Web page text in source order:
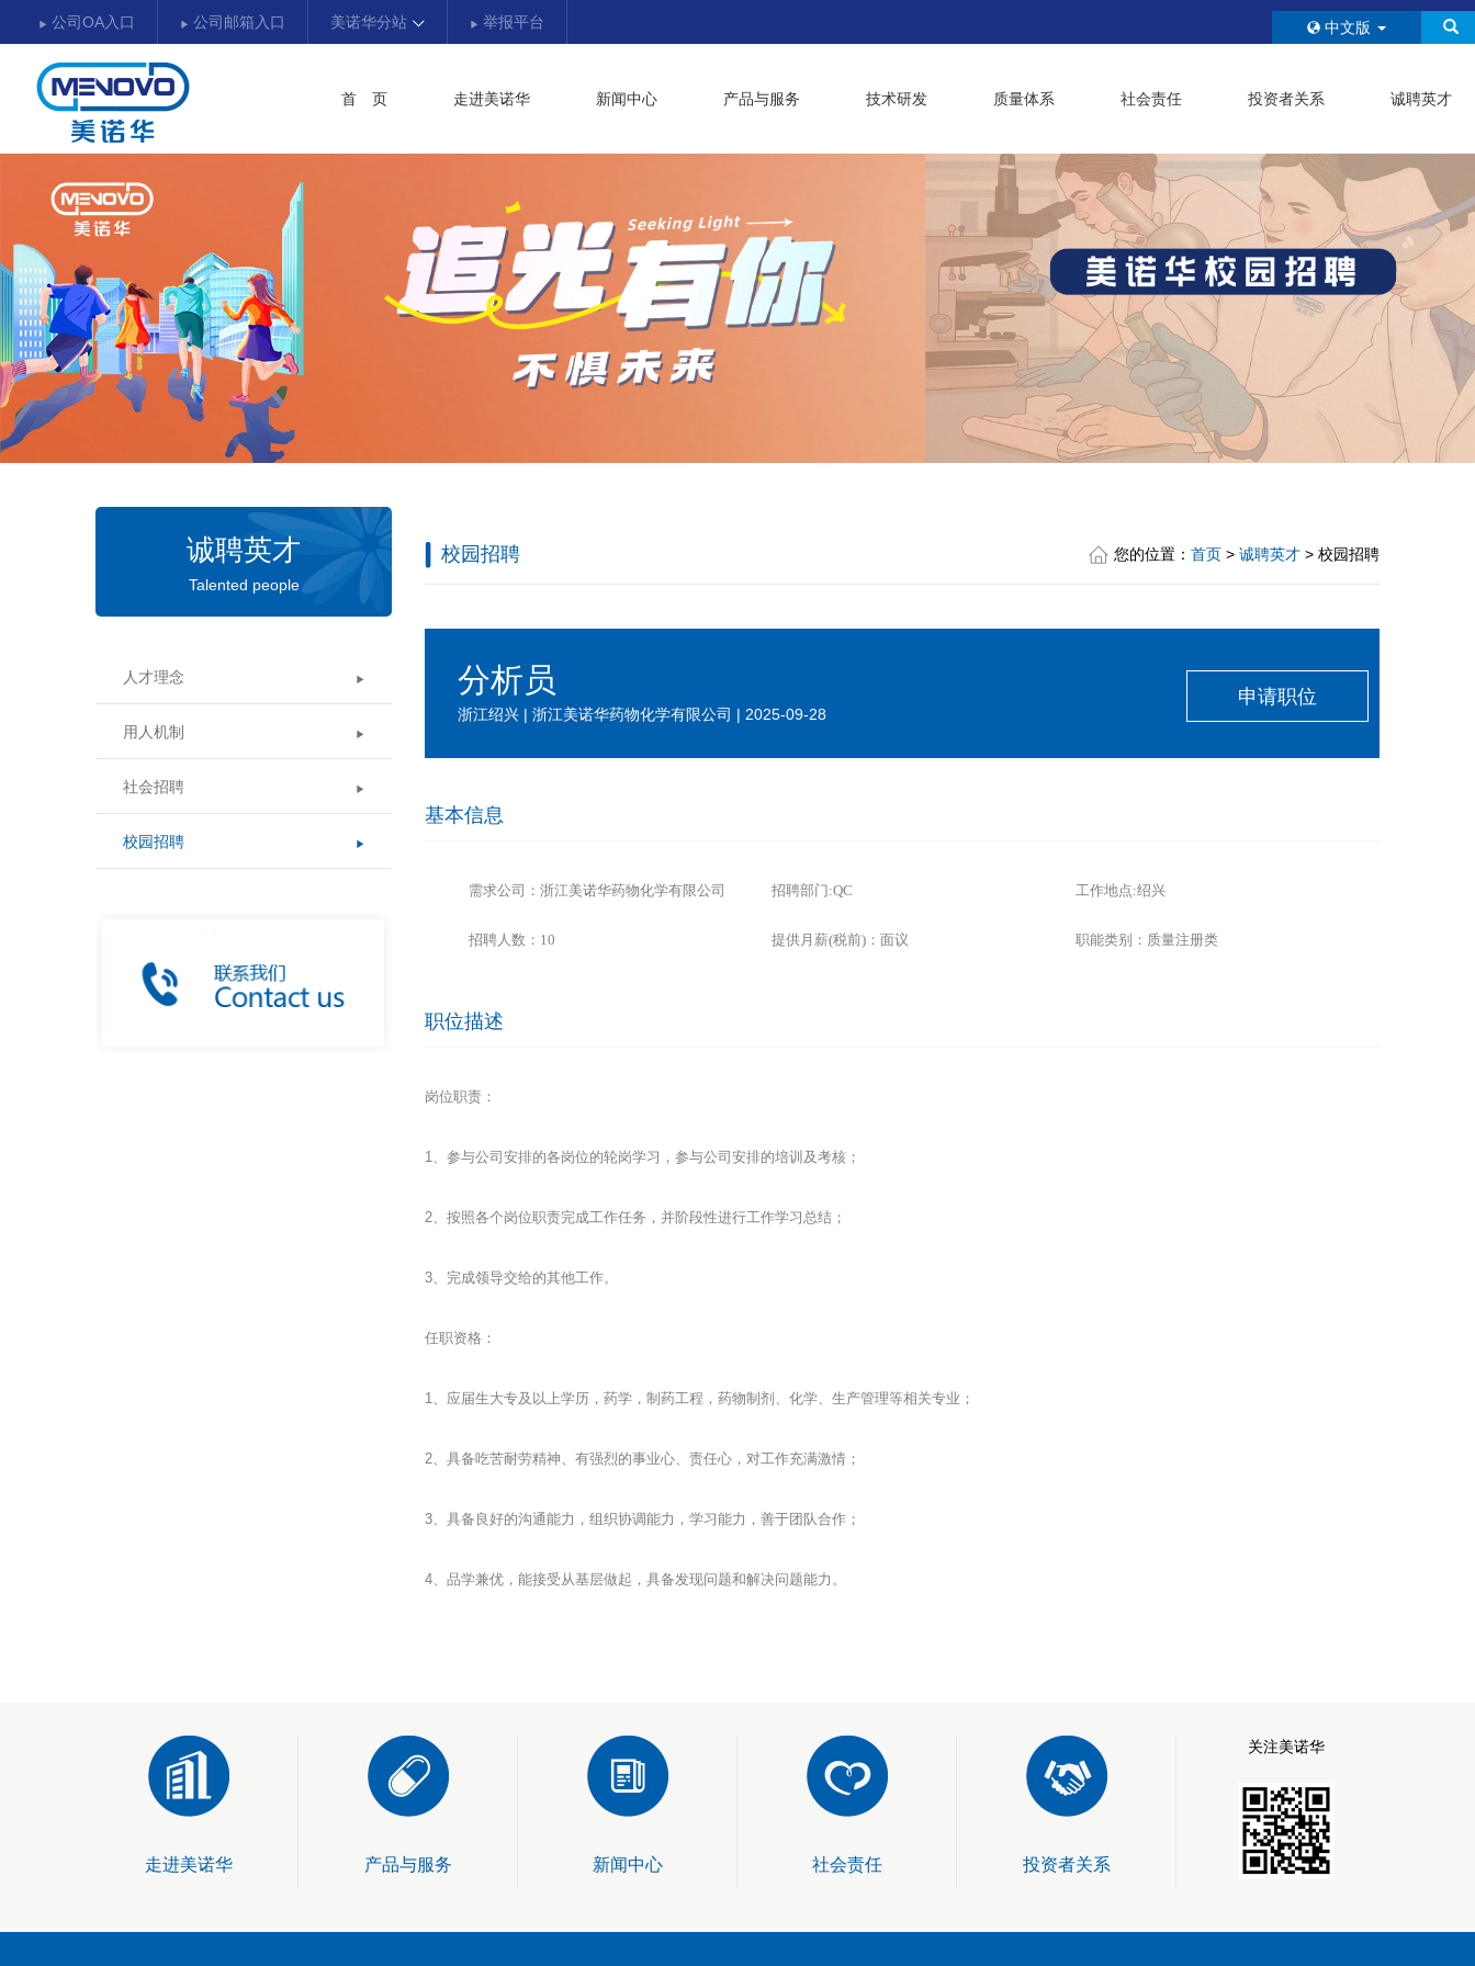
公司OA入口 公司邮箱入口 美诺华分站 举报平台 中文版
首 页 走进美诺华 新闻中心 产品与服务 技术研发 质量体系 社会责任 投资者关系 诚聘英才
诚聘英才
Talented people
人才理念
用人机制
社会招聘
校园招聘
校园招聘 您的位置： 首页 > 诚聘英才 > 校园招聘
分析员
浙江绍兴 | 浙江美诺华药物化学有限公司 | 2025-09-28
申请职位
基本信息
需求公司：浙江美诺华药物化学有限公司 招聘部门:QC 工作地点:绍兴
招聘人数：10 提供月薪(税前)：面议 职能类别：质量注册类
职位描述
岗位职责：
1、参与公司安排的各岗位的轮岗学习，参与公司安排的培训及考核；
2、按照各个岗位职责完成工作任务，并阶段性进行工作学习总结；
3、完成领导交给的其他工作。
任职资格：
1、应届生大专及以上学历，药学，制药工程，药物制剂、化学、生产管理等相关专业；
2、具备吃苦耐劳精神、有强烈的事业心、责任心，对工作充满激情；
3、具备良好的沟通能力，组织协调能力，学习能力，善于团队合作；
4、品学兼优，能接受从基层做起，具备发现问题和解决问题能力。
走进美诺华 产品与服务 新闻中心 社会责任 投资者关系
关注美诺华